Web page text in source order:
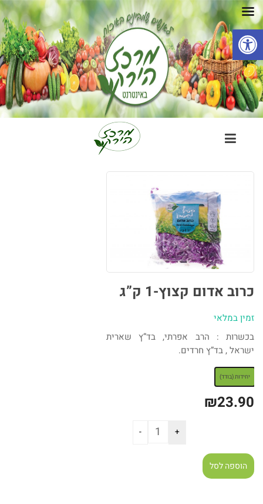
פתח סרגל נגישות
כרוב אדום קצוץ-1 ק”ג
זמין במלאי
בכשרות : הרב אפרתי, בד”ץ שארית
ישראל , בד”ץ חרדים.
יחידות (בודד)
₪23.90
הוספה לסל